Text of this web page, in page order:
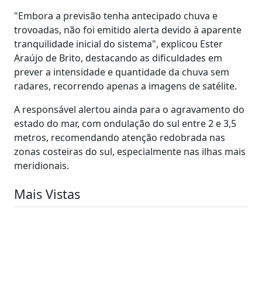
"Embora a previsão tenha antecipado chuva e
trovoadas, não foi emitido alerta devido à aparente
tranquilidade inicial do sistema", explicou Ester
Araújo de Brito, destacando as dificuldades em
prever a intensidade e quantidade da chuva sem
radares, recorrendo apenas a imagens de satélite.
A responsável alertou ainda para o agravamento do
estado do mar, com ondulação do sul entre 2 e 3,5
metros, recomendando atenção redobrada nas
zonas costeiras do sul, especialmente nas ilhas mais
meridionais.
Mais Vistas